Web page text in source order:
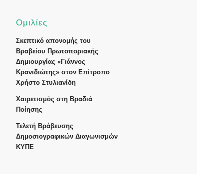
Ομιλίες
Σκεπτικό απονομής του
Βραβείου Πρωτοποριακής
Δημιουργίας «Γιάννος
Κρανιδιώτης» στον Επίτροπο
Χρήστο Στυλιανίδη
Χαιρετισμός στη Βραδιά
Ποίησης
Τελετή Βράβευσης
Δημοσιογραφικών Διαγωνισμών
ΚΥΠΕ